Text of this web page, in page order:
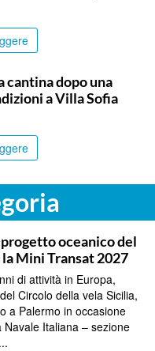
cantina dopo una
a Villa Sofia
oceanico del
Mini Transat 2027
di attività in Europa,
Circolo della vela Sicilia,
a Palermo in occasione
Italiana – sezione